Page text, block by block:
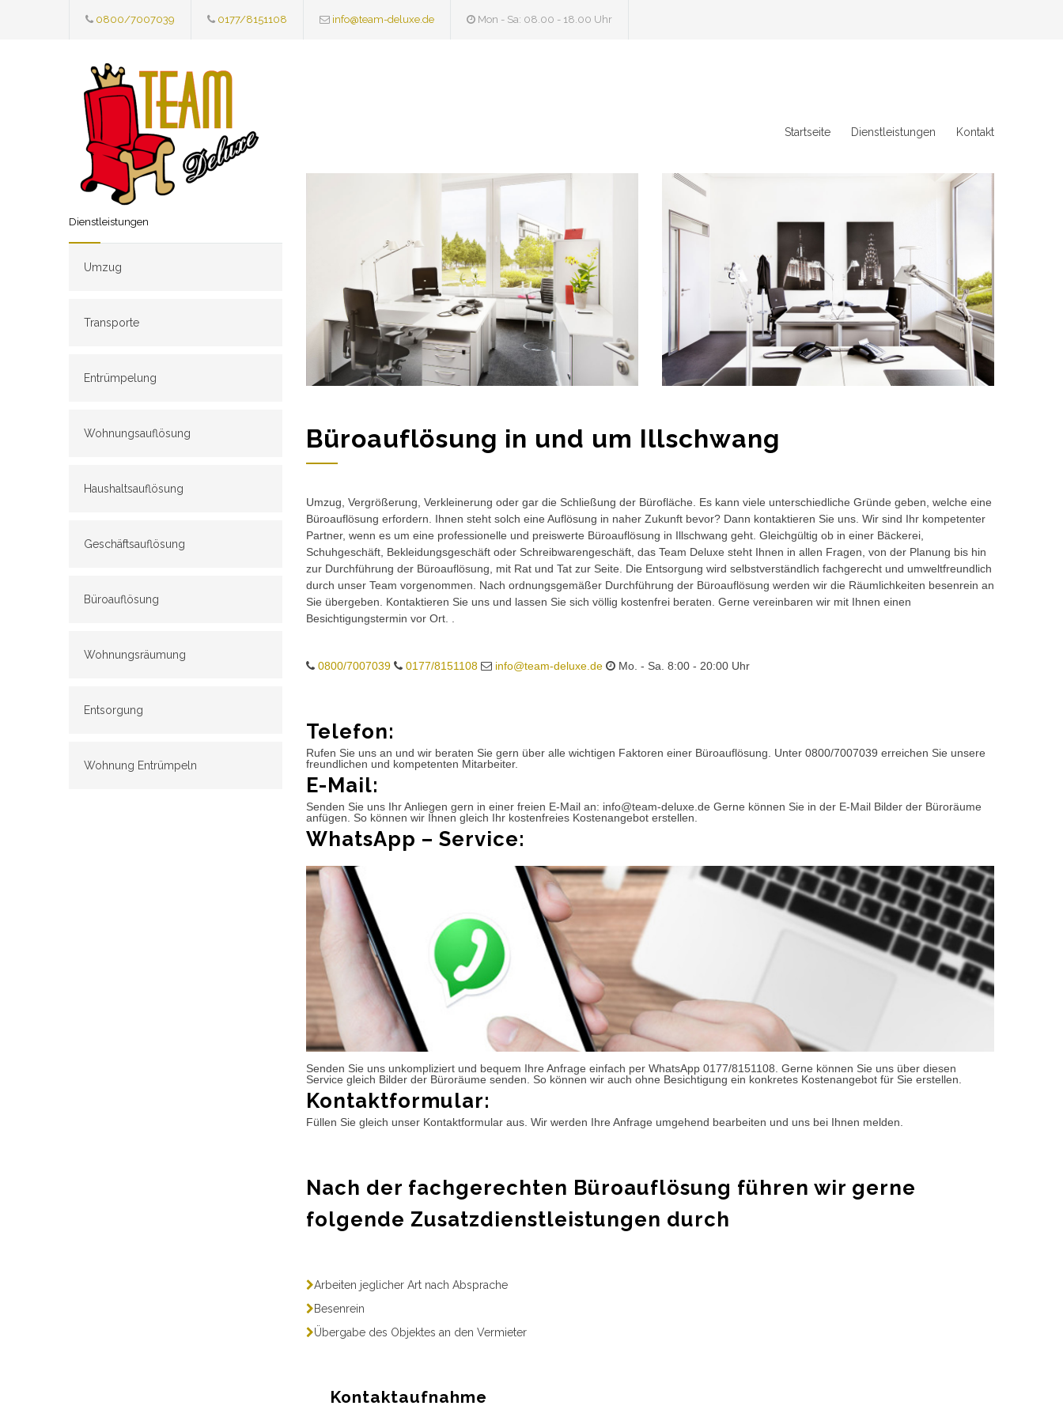
0800/7007039 0177/8151108 info@team-deluxe.de Mon - Sa: 08.00 - 18.00 Uhr
Startseite Dienstleistungen Kontakt
Dienstleistungen
Umzug
Transporte
Entrümpelung
Wohnungsauflösung
Haushaltsauflösung
Geschäftsauflösung
Büroauflösung
Wohnungsräumung
Entsorgung
Wohnung Entrümpeln
Büroauflösung in und um Illschwang
Umzug, Vergrößerung, Verkleinerung oder gar die Schließung der Bürofläche. Es kann viele unterschiedliche Gründe geben, welche eine
Büroauflösung erfordern. Ihnen steht solch eine Auflösung in naher Zukunft bevor? Dann kontaktieren Sie uns. Wir sind Ihr kompetenter
Partner, wenn es um eine professionelle und preiswerte Büroauflösung in Illschwang geht. Gleichgültig ob in einer Bäckerei,
Schuhgeschäft, Bekleidungsgeschäft oder Schreibwarengeschäft, das Team Deluxe steht Ihnen in allen Fragen, von der Planung bis hin
zur Durchführung der Büroauflösung, mit Rat und Tat zur Seite. Die Entsorgung wird selbstverständlich fachgerecht und umweltfreundlich
durch unser Team vorgenommen. Nach ordnungsgemäßer Durchführung der Büroauflösung werden wir die Räumlichkeiten besenrein an
Sie übergeben. Kontaktieren Sie uns und lassen Sie sich völlig kostenfrei beraten. Gerne vereinbaren wir mit Ihnen einen
Besichtigungstermin vor Ort. .
0800/7007039 0177/8151108 info@team-deluxe.de Mo. - Sa. 8:00 - 20:00 Uhr
Telefon:
Rufen Sie uns an und wir beraten Sie gern über alle wichtigen Faktoren einer Büroauflösung. Unter 0800/7007039 erreichen Sie unsere
freundlichen und kompetenten Mitarbeiter.
E-Mail:
Senden Sie uns Ihr Anliegen gern in einer freien E-Mail an: info@team-deluxe.de Gerne können Sie in der E-Mail Bilder der Büroräume
anfügen. So können wir Ihnen gleich Ihr kostenfreies Kostenangebot erstellen.
WhatsApp – Service:
Senden Sie uns unkompliziert und bequem Ihre Anfrage einfach per WhatsApp 0177/8151108. Gerne können Sie uns über diesen
Service gleich Bilder der Büroräume senden. So können wir auch ohne Besichtigung ein konkretes Kostenangebot für Sie erstellen.
Kontaktformular:
Füllen Sie gleich unser Kontaktformular aus. Wir werden Ihre Anfrage umgehend bearbeiten und uns bei Ihnen melden.
Nach der fachgerechten Büroauflösung führen wir gerne
folgende Zusatzdienstleistungen durch
Arbeiten jeglicher Art nach Absprache
Besenrein
Übergabe des Objektes an den Vermieter
Kontaktaufnahme